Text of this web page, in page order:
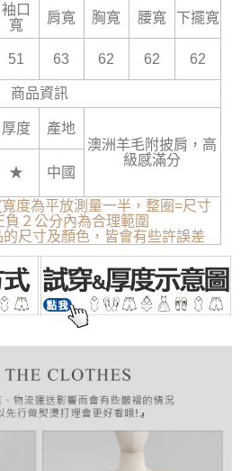
袖口
寬
肩寬 胸寬 腰寬 下擺寬
51 63 62 62 62
商品資訊
厚度
產地
澳洲羊毛附披肩，高
級感滿分
★ 中國
度為平放測量一半，整圈=尺寸
負２公分內為合理範圍
尺寸及顏色，皆會有些許誤差